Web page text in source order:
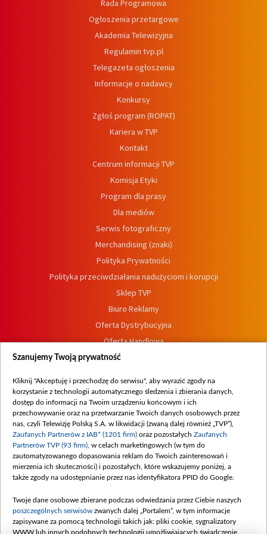
Rada Programowa
Ogłoszenia przetargowe
Akademia Telewizyjna
Regulamin tvp.pl
Telegazeta ogłoszenia
Informacje o nadawcy
Konkursy
Zgłoś program (ROPAT)
Kariera w TVP
Kontakt
Centrum informacji TVP
Komisja Etyki
Program dla prasy
Dla mediów
Serwis fotograficzny
Merchandising (znaki)
Polityka Prywatności
Polityka przeciwdziałania nadużyciom i korupcji
Sklep TVP
Biuro Reklamy
Oferta Dystrybucyjna
Oferta Handlowa
Dostępność
Procedura zgłoszeń wewnętrznych
Szanujemy Twoją prywatność
Kliknij "Akceptuję i przechodzę do serwisu", aby wyrazić zgody na
korzystanie z technologii automatycznego śledzenia i zbierania danych,
dostęp do informacji na Twoim urządzeniu końcowym i ich
przechowywanie oraz na przetwarzanie Twoich danych osobowych przez
nas, czyli Telewizję Polską S.A. w likwidacji (zwaną dalej również „TVP”),
Zaufanych Partnerów z IAB* (1201 firm) oraz pozostałych Zaufanych
Partnerów TVP (93 firm) , w celach marketingowych (w tym do
zautomatyzowanego dopasowania reklam do Twoich zainteresowań i
mierzenia ich skuteczności) i pozostałych, które wskazujemy poniżej, a
także zgody na udostępnianie przez nas identyfikatora PPID do Google.
Twoje dane osobowe zbierane podczas odwiedzania przez Ciebie naszych
poszczególnych serwisów zwanych dalej „Portalem”, w tym informacje
zapisywane za pomocą technologii takich jak: pliki cookie, sygnalizatory
WWW lub innych podobnych technologii umożliwiających świadczenie